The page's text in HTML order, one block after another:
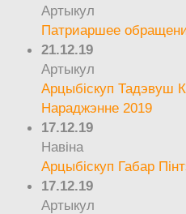
Артыкул
Патриаршее
21.12.19
Артыкул
Арцыбіскуп Тадэвуш
Нараджэнне 2019
17.12.19
Навіна
Арцыбіскуп Габар
17.12.19
Артыкул